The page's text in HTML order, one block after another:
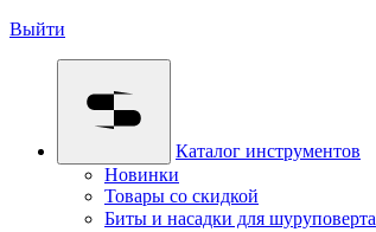
Выйти
Каталог инструментов
Новинки
Товары со скидкой
Биты и насадки для шуруповерта